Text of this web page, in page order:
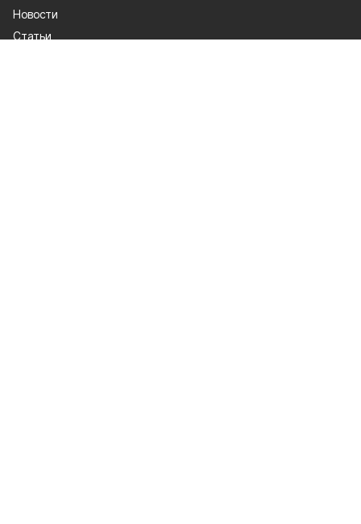
Новости
Статьи